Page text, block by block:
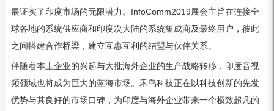
展证实了印度市场的无限潜力。InfoComm2019展会主旨在连接全
球各地的系统供应商和印度次大陆的系统集成商及最终用户，彼此
之间搭建合作桥梁，建立互惠互利的结盟与伙伴关系。
伴随着本土企业的兴起与大批海外企业的生产战略转移，印度音视
频领域也将成为巨大的蓝海市场。禾鸟科技正在以科技创新的先发
优势与其良好的市场口碑，为印度与海外企业带来一个极致超凡的